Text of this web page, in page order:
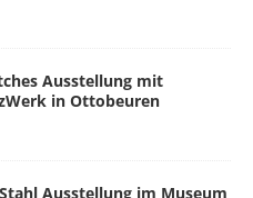
Ausstellung mit
in Ottobeuren
Ausstellung im Museum